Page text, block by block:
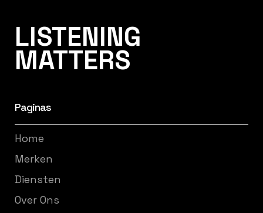
LISTENING
MATTERS
Paginas
Home
Merken
Diensten
Over Ons